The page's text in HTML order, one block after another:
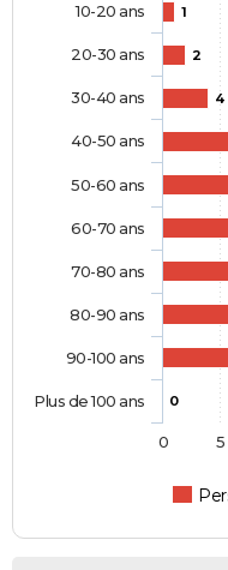
1
2
4
0
10-20 ans
20-30 ans
30-40 ans
40-50 ans
50-60 ans
60-70 ans
70-80 ans
80-90 ans
90-100 ans
Plus de 100 ans
0 5